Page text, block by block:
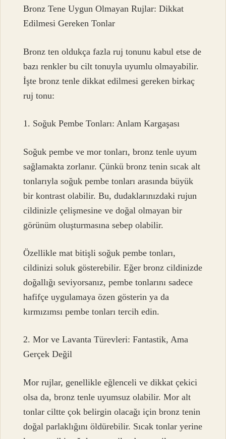
Bronz Tene Uygun Olmayan Rujlar: Dikkat
Edilmesi Gereken Tonlar
Bronz ten oldukça fazla ruj tonunu kabul etse de
bazı renkler bu cilt tonuyla uyumlu olmayabilir.
İşte bronz tenle dikkat edilmesi gereken birkaç
ruj tonu:
1. Soğuk Pembe Tonları: Anlam Kargaşası
Soğuk pembe ve mor tonları, bronz tenle uyum
sağlamakta zorlanır. Çünkü bronz tenin sıcak alt
tonlarıyla soğuk pembe tonları arasında büyük
bir kontrast olabilir. Bu, dudaklarınızdaki rujun
cildinizle çelişmesine ve doğal olmayan bir
görünüm oluşturmasına sebep olabilir.
Özellikle mat bitişli soğuk pembe tonları,
cildinizi soluk gösterebilir. Eğer bronz cildinizde
doğallığı seviyorsanız, pembe tonlarını sadece
hafifçe uygulamaya özen gösterin ya da
kırmızımsı pembe tonları tercih edin.
2. Mor ve Lavanta Türevleri: Fantastik, Ama
Gerçek Değil
Mor rujlar, genellikle eğlenceli ve dikkat çekici
olsa da, bronz tenle uyumsuz olabilir. Mor alt
tonlar ciltte çok belirgin olacağı için bronz tenin
doğal parlaklığını öldürebilir. Sıcak tonlar yerine